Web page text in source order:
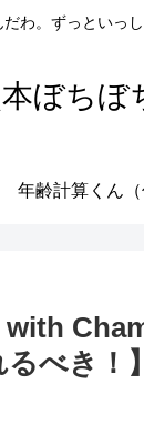
わ。ずっといっ
ぼちぼ
年齢計算くん（
with
べき！